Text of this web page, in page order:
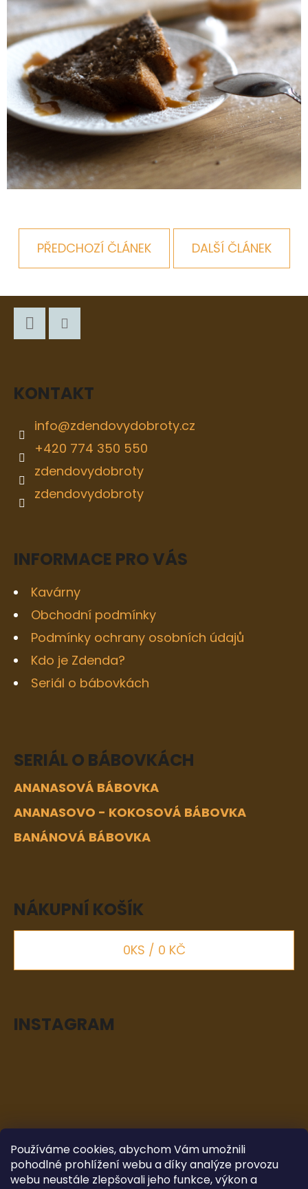
Používáme cookies, abychom Vám umožnili
pohodlné prohlížení webu a díky analýze provozu
webu neustále zlepšovali jeho funkce, výkon a
PŘEDCHOZÍ ČLÁNEK DALŠÍ ČLÁNEK
Z
KONTAKT
info@zdendovydobroty.cz
+420 774 350 550
zdendovydobroty
zdendovydobroty
INFORMACE PRO VÁS
Kavárny
Obchodní podmínky
Podmínky ochrany osobních údajů
Kdo je Zdenda?
Seriál o bábovkách
SERIÁL O BÁBOVKÁCH
ANANASOVÁ BÁBOVKA
ANANASOVO - KOKOSOVÁ BÁBOVKA
BANÁNOVÁ BÁBOVKA
NÁKUPNÍ KOŠÍK
0KS / 0 KČ
INSTAGRAM
Sledovat na Instagramu